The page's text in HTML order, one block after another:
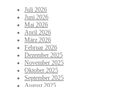
Juli 2026
Juni 2026
Mai 2026
April 2026
März 2026
Februar 2026
Dezember 2025
November 2025
Oktober 2025
September 2025
August 2025